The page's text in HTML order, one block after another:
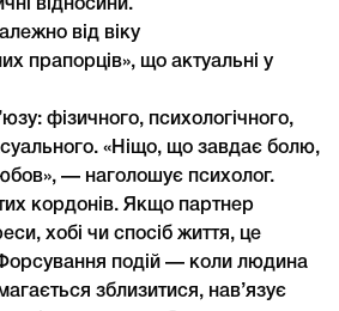
відносини.
від віку
прапорців», що актуальні у
фізичного, психологічного,
«Ніщо, що завдає болю,
— наголошує психолог.
кордонів. Якщо партнер
хобі чи спосіб життя, це
подій — коли людина
зблизитися, нав’язує